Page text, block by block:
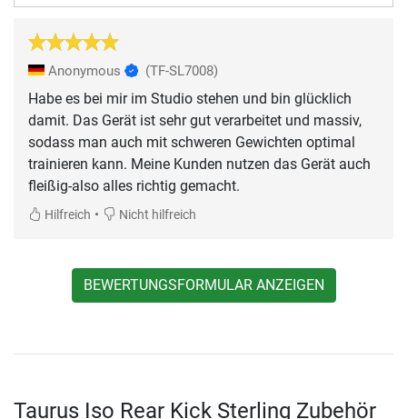
Anonymous (TF-SL7008)
Habe es bei mir im Studio stehen und bin glücklich
damit. Das Gerät ist sehr gut verarbeitet und massiv,
sodass man auch mit schweren Gewichten optimal
trainieren kann. Meine Kunden nutzen das Gerät auch
fleißig-also alles richtig gemacht.
Hilfreich • Nicht hilfreich
BEWERTUNGSFORMULAR ANZEIGEN
Taurus Iso Rear Kick Sterling Zubehör